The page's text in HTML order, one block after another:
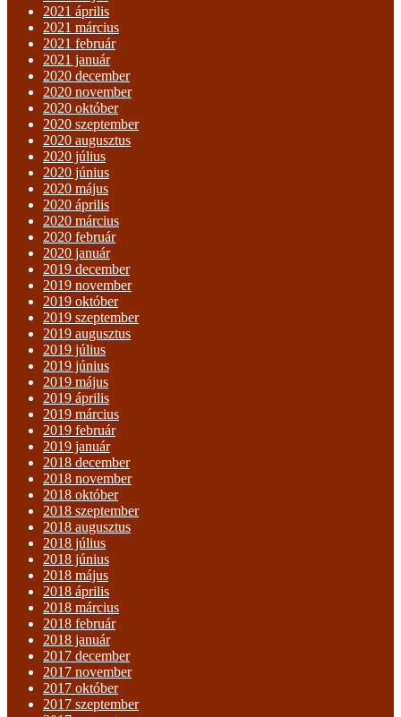
2021 április
2021 március
2021 február
2021 január
2020 december
2020 november
2020 október
2020 szeptember
2020 augusztus
2020 július
2020 június
2020 május
2020 április
2020 március
2020 február
2020 január
2019 december
2019 november
2019 október
2019 szeptember
2019 augusztus
2019 július
2019 június
2019 május
2019 április
2019 március
2019 február
2019 január
2018 december
2018 november
2018 október
2018 szeptember
2018 augusztus
2018 július
2018 június
2018 május
2018 április
2018 március
2018 február
2018 január
2017 december
2017 november
2017 október
2017 szeptember